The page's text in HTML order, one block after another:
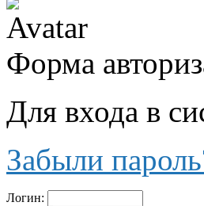
Форма
Для входа в
Забыли
Логин: